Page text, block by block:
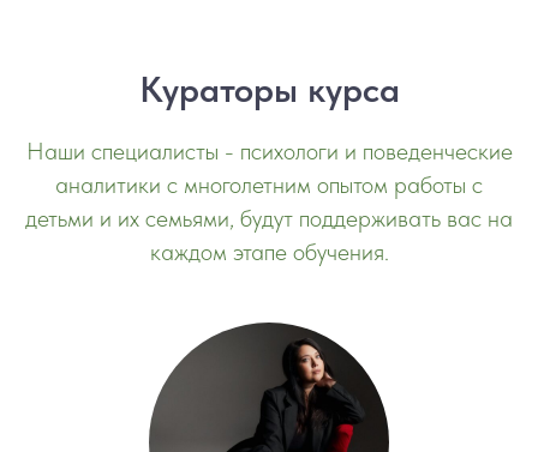
Кураторы курса
Наши специалисты - психологи и поведенческие
аналитики с многолетним опытом работы с
детьми и их семьями, будут поддерживать вас на
каждом этапе обучения.